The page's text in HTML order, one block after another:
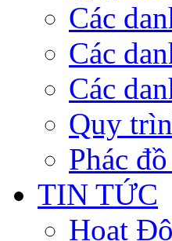
Các
Các
Các
Quy
Phác
TIN TỨC
Hoạt